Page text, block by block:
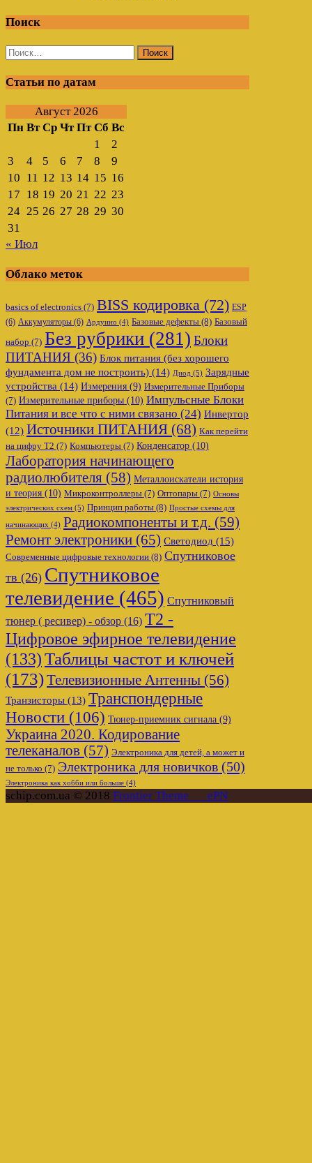
Поиск
Найти:
Статьи по датам
Август 2026
Пн Вт Ср Чт Пт Сб Вс
1
2
3
4 5 6 7 8
9
10 11 12 13 14 15 16
17 18 19 20 21 22 23
24 25 26 27 28 29 30
31
« Июл
Облако меток
basics of electronics (7) BISS кодировка (72) ESP
(6) Аккумуляторы (6) Ардуино (4) Базовые дефекты (8) Базовый
набор (7) Без рубрики (281) Блоки
ПИТАНИЯ (36) Блок питания (без хорошего
фундамента дом не построить) (14) Диод (5) Зарядные
устройства (14) Измерения (9) Измерительные Приборы
(7) Измерительные приборы (10) Импульсные Блоки
Питания и все что с ними связано (24) Инвертор
(12) Источники ПИТАНИЯ (68) Как перейти
на цифру Т2 (7) Компьютеры (7) Конденсатор (10)
Лаборатория начинающего
радиолюбителя (58) Металлоискатели история
и теория (10) Микроконтроллеры (7) Оптопары (7) Основы
электрических схем (5) Принцип работы (8) Простые схемы для
начинающих (4) Радиокомпоненты и т.д. (59)
Ремонт электроники (65) Светодиод (15)
Современные цифровые технологии (8) Спутниковое
тв (26) Спутниковое
телевидение (465) Спутниковый
тюнер ( ресивер) - обзор (16) Т2 -
Цифровое эфирное телевидение
(133)Таблицы частот и ключей
(173)Телевизионные Антенны (56)
Транзисторы (13) Транспондерные
Новости (106) Тюнер-приемник сигнала (9)
Украина 2020. Кодирование
телеканалов (57) Электроника для детей, а может и
не только (7) Электроника для новичков (50)
Электроника как хобби или больше (4)
schip.com.ua © 2018 Frontier Theme___ePN